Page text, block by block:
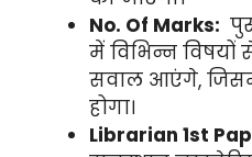
No. Of Marks:
में विभिन्न
सवाल आएंगे, जिसमे
होगा।
Librarian 1st